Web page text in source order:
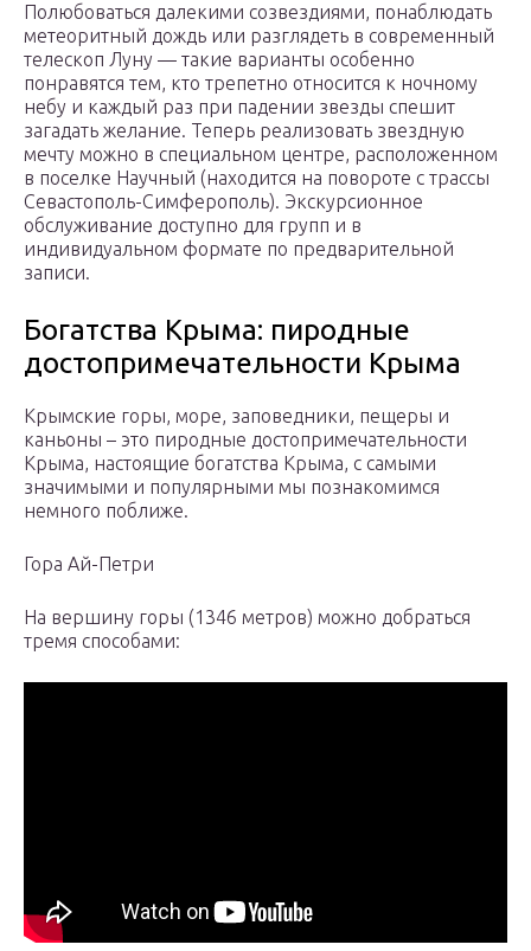
Полюбоваться далекими созвездиями, понаблюдать
метеоритный дождь или разглядеть в современный
телескоп Луну — такие варианты особенно
понравятся тем, кто трепетно относится к ночному
небу и каждый раз при падении звезды спешит
загадать желание. Теперь реализовать звездную
мечту можно в специальном центре, расположенном
в поселке Научный (находится на повороте с трассы
Севастополь-Симферополь). Экскурсионное
обслуживание доступно для групп и в
индивидуальном формате по предварительной
записи.
Богатства Крыма: пиродные
достопримечательности Крыма
Крымские горы, море, заповедники, пещеры и
каньоны – это пиродные достопримечательности
Крыма, настоящие богатства Крыма, с самыми
значимыми и популярными мы познакомимся
немного поближе.
Гора Ай-Петри
На вершину горы (1346 метров) можно добраться
тремя способами: